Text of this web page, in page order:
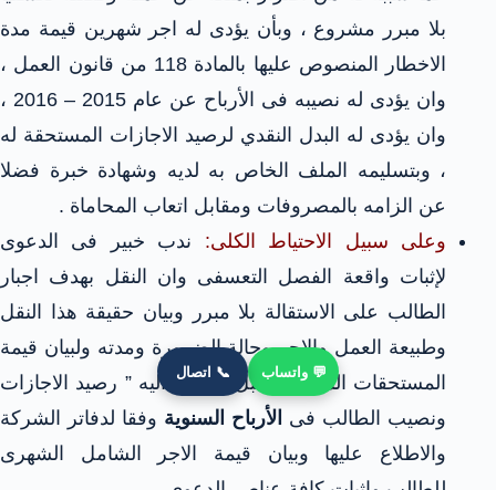
بلا مبرر مشروع ، وبأن يؤدى له اجر شهرين قيمة مدة
الاخطار المنصوص عليها بالمادة 118 من قانون العمل ،
وان يؤدى له نصيبه فى الأرباح عن عام 2015 – 2016 ،
وان يؤدى له البدل النقدي لرصيد الاجازات المستحقة له
، وبتسليمه الملف الخاص به لديه وشهادة خبرة فضلا
عن الزامه بالمصروفات ومقابل اتعاب المحاماة .
وعلى سبيل الاحتياط الكلى: ندب خبير فى الدعوى
لإثبات واقعة الفصل التعسفى وان النقل بهدف اجبار
الطالب على الاستقالة بلا مبرر وبيان حقيقة هذا النقل
وطبيعة العمل والاجر وحالة الضرورة ومدته ولبيان قيمة
المستحقات المالية له قبل المعلن اليه ” رصيد الاجازات
ونصيب الطالب فى الأرباح السنوية وفقا لدفاتر الشركة
والاطلاع عليها وبيان قيمة الاجر الشامل الشهرى
💬 واتساب 📞 اتصال